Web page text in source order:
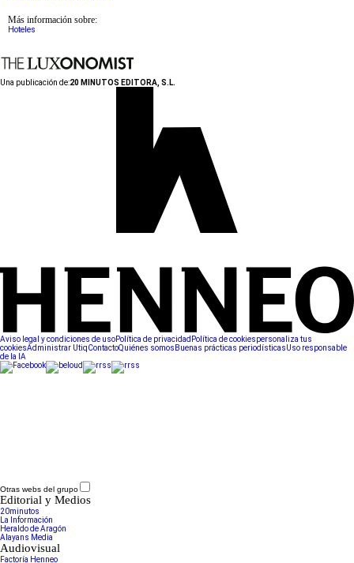
Más información sobre:
Hoteles
Una publicación de:20 MINUTOS EDITORA, S.L.
Aviso legal y condiciones de usoPolítica de privacidad Política de cookiespersonaliza tus
cookiesAdministrar UtiqContactoQuiénes somos Buenas prácticas periodísticasUso responsable
de la IA
Otras webs del grupo
Editorial y Medios
20minutos
La Información
Heraldo de Aragón
Alayans Media
Audiovisual
Factoría Henneo